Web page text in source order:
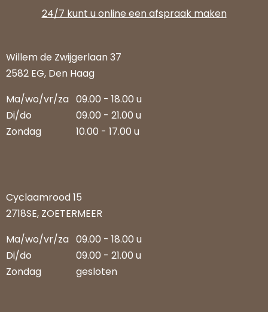
24/7 kunt u online een afspraak maken
Willem de Zwijgerlaan 37
2582 EG, Den Haag
Ma/wo/vr/za 09.00 - 18.00 u
Di/do
09.00 - 21.00 u
Zondag
10.00 - 17.00 u
Cyclaamrood 15
2718SE, ZOETERMEER
Ma/wo/vr/za 09.00 - 18.00 u
Di/do
09.00 - 21.00 u
Zondag
gesloten